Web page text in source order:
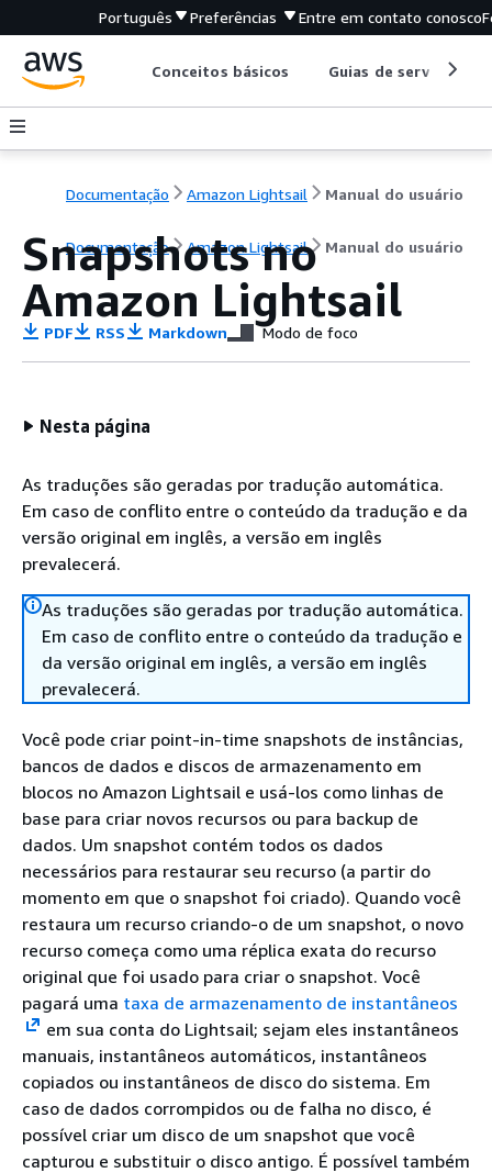
Português Preferências Entre em contato conosco
Conceitos básicos Guias de serviço
Documentação Amazon Lightsail Manual do usuário
Documentação Amazon Lightsail Manual do usuário
Snapshots no
Amazon Lightsail
PDF RSS Markdown Modo de foco
Nesta página
As traduções são geradas por tradução automática.
Em caso de conflito entre o conteúdo da tradução e da
versão original em inglês, a versão em inglês
prevalecerá.
As traduções são geradas por tradução automática.
Em caso de conflito entre o conteúdo da tradução e
da versão original em inglês, a versão em inglês
prevalecerá.
Você pode criar point-in-time snapshots de instâncias,
bancos de dados e discos de armazenamento em
blocos no Amazon Lightsail e usá-los como linhas de
base para criar novos recursos ou para backup de
dados. Um snapshot contém todos os dados
necessários para restaurar seu recurso (a partir do
momento em que o snapshot foi criado). Quando você
restaura um recurso criando-o de um snapshot, o novo
recurso começa como uma réplica exata do recurso
original que foi usado para criar o snapshot. Você
pagará uma taxa de armazenamento de instantâneos
em sua conta do Lightsail; sejam eles instantâneos
manuais, instantâneos automáticos, instantâneos
copiados ou instantâneos de disco do sistema. Em
caso de dados corrompidos ou de falha no disco, é
possível criar um disco de um snapshot que você
capturou e substituir o disco antigo. É possível também